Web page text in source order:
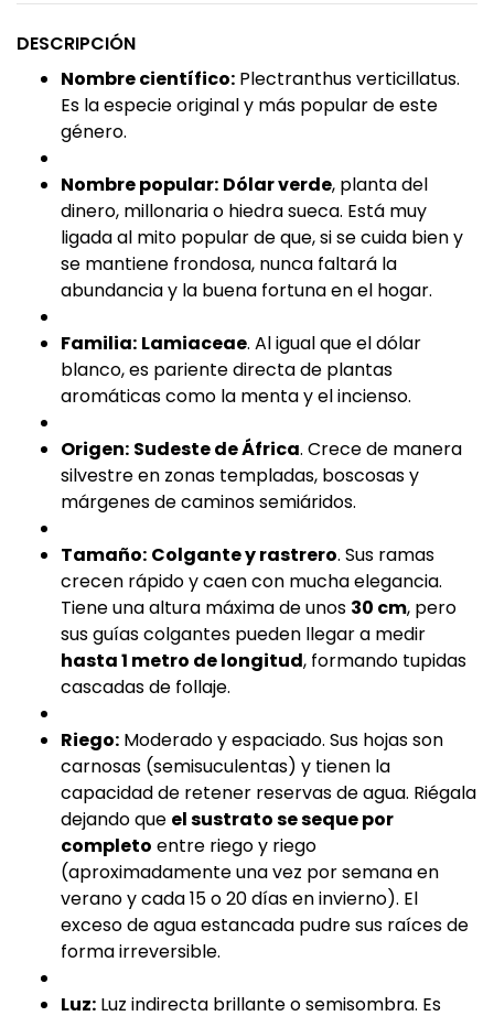
DESCRIPCIÓN
Nombre científico: Plectranthus verticillatus.
Es la especie original y más popular de este
género.
Nombre popular: Dólar verde, planta del
dinero, millonaria o hiedra sueca. Está muy
ligada al mito popular de que, si se cuida bien y
se mantiene frondosa, nunca faltará la
abundancia y la buena fortuna en el hogar.
Familia: Lamiaceae. Al igual que el dólar
blanco, es pariente directa de plantas
aromáticas como la menta y el incienso.
Origen: Sudeste de África. Crece de manera
silvestre en zonas templadas, boscosas y
márgenes de caminos semiáridos.
Tamaño: Colgante y rastrero. Sus ramas
crecen rápido y caen con mucha elegancia.
Tiene una altura máxima de unos 30 cm, pero
sus guías colgantes pueden llegar a medir
hasta 1 metro de longitud, formando tupidas
cascadas de follaje.
Riego: Moderado y espaciado. Sus hojas son
carnosas (semisuculentas) y tienen la
capacidad de retener reservas de agua. Riégala
dejando que el sustrato se seque por
completo entre riego y riego
(aproximadamente una vez por semana en
verano y cada 15 o 20 días en invierno). El
exceso de agua estancada pudre sus raíces de
forma irreversible.
Luz: Luz indirecta brillante o semisombra. Es